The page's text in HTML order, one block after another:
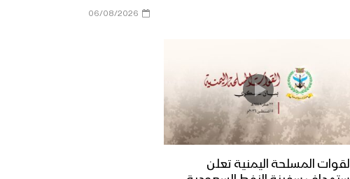
06/08/2026
القوات المسلحة اليمنية تعلن